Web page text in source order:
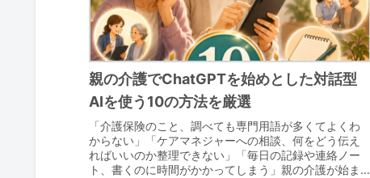
親の介護でChatGPTを始めとした対話型
AIを使う10の方法を厳選
「介護保険のこと、調べても専門用語が多くてよくわ
からない」「ケアマネジャーへの相談、何をどう伝え
ればいいのか整理できない」「毎日の記録や連絡ノー
ト、書くのに時間がかかってしまう」親の介護が始ま